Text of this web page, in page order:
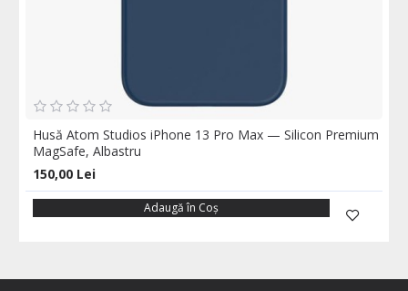
Husă Atom Studios iPhone 13 Pro Max — Silicon Premium
MagSafe, Albastru
150,00 Lei
Adaugă în Coş